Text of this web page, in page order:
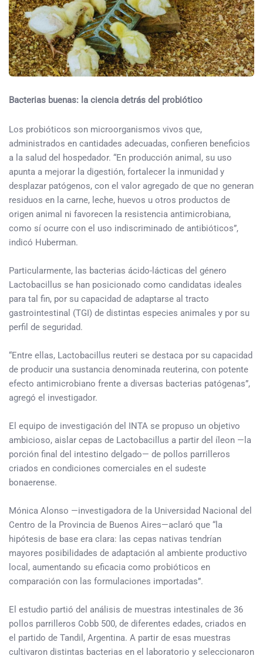
Bacterias buenas: la ciencia detrás del probiótico
Los probióticos son microorganismos vivos que,
administrados en cantidades adecuadas, confieren beneficios
a la salud del hospedador. “En producción animal, su uso
apunta a mejorar la digestión, fortalecer la inmunidad y
desplazar patógenos, con el valor agregado de que no generan
residuos en la carne, leche, huevos u otros productos de
origen animal ni favorecen la resistencia antimicrobiana,
como sí ocurre con el uso indiscriminado de antibióticos”,
indicó Huberman.
Particularmente, las bacterias ácido-lácticas del género
Lactobacillus se han posicionado como candidatas ideales
para tal fin, por su capacidad de adaptarse al tracto
gastrointestinal (TGI) de distintas especies animales y por su
perfil de seguridad.
“Entre ellas, Lactobacillus reuteri se destaca por su capacidad
de producir una sustancia denominada reuterina, con potente
efecto antimicrobiano frente a diversas bacterias patógenas”,
agregó el investigador.
El equipo de investigación del INTA se propuso un objetivo
ambicioso, aislar cepas de Lactobacillus a partir del íleon —la
porción final del intestino delgado— de pollos parrilleros
criados en condiciones comerciales en el sudeste
bonaerense.
Mónica Alonso —investigadora de la Universidad Nacional del
Centro de la Provincia de Buenos Aires—aclaró que “la
hipótesis de base era clara: las cepas nativas tendrían
mayores posibilidades de adaptación al ambiente productivo
local, aumentando su eficacia como probióticos en
comparación con las formulaciones importadas”.
El estudio partió del análisis de muestras intestinales de 36
pollos parrilleros Cobb 500, de diferentes edades, criados en
el partido de Tandil, Argentina. A partir de esas muestras
cultivaron distintas bacterias en el laboratorio y seleccionaron